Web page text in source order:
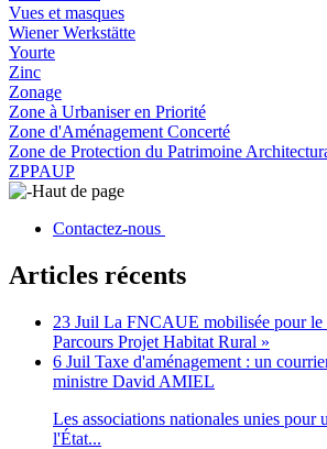
Vues et masques
Wiener Werkstätte
Yourte
Zinc
Zonage
Zone à Urbaniser en Priorité
Zone d'Aménagement Concerté
Zone de Protection du Patrimoine
ZPPAUP
Haut de page
Contactez-nous
Articles récents
23 Juil La FNCAUE mobilisée pour le
Parcours Projet Habitat Rural »
6 Juil Taxe d'aménagement : un
ministre David AMIEL
Les associations nationales unies pour
l'État...